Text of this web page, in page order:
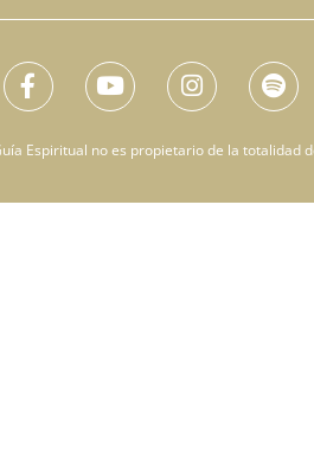
Espiritual no es propietario de la totalidad